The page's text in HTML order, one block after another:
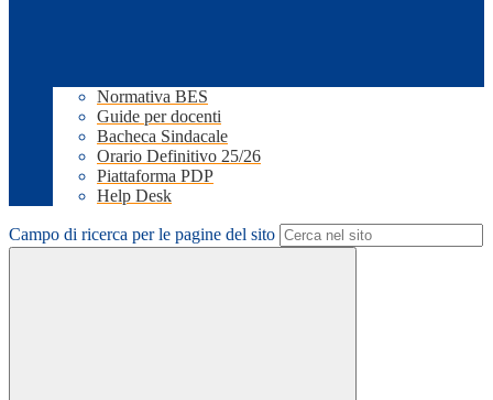
Normativa BES
Guide per docenti
Bacheca Sindacale
Orario Definitivo 25/26
Piattaforma PDP
Help Desk
Campo di ricerca per le pagine del sito